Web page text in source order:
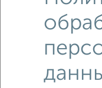
2‑комнатные
Поиск по схожим
микрорайон
на улице Филатова